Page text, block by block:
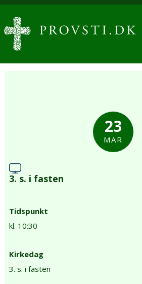
23
MAR
3. s. i fasten
Tidspunkt
kl. 10:30
Kirkedag
3. s. i fasten